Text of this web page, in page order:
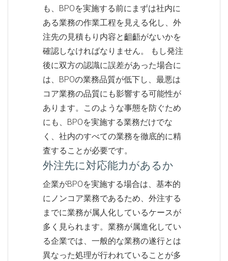
も、BPOを実施する前にまずは社内に
ある業務の作業工程を見える化し、外
注先の見積もり内容と齟齬がないかを
確認しなければなりません。 もし発注
後に双方の認識に誤差があった場合に
は、BPOの業務品質が低下し、最悪は
コア業務の品質にも影響する可能性が
あります。このような事態を防ぐため
にも、BPOを実施する業務だけでな
く、社内のすべての業務を徹底的に精
査することが必要です。
外注先に対応能力があるか
企業がBPOを実施する場合は、基本的
にノンコア業務であるため、外注する
までに業務が属人化しているケースが
多く見られます。業務が属進化してい
る企業では、一般的な業務の遂行とは
異なった処理が行われていることが多